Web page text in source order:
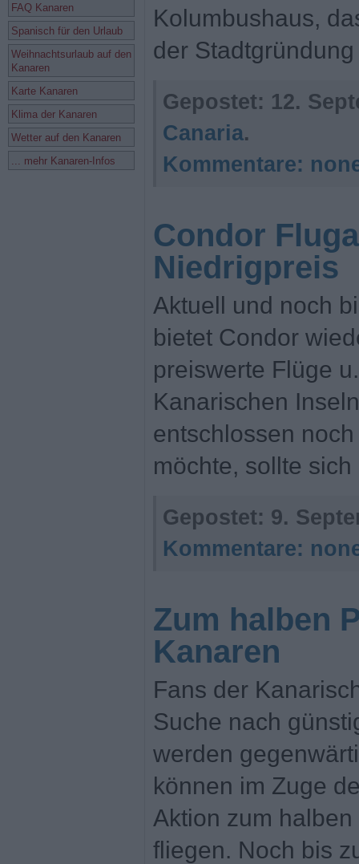
FAQ Kanaren
Spanisch für den Urlaub
Weihnachtsurlaub auf den
Kanaren
Karte Kanaren
Klima der Kanaren
Wetter auf den Kanaren
... mehr Kanaren-Infos
Kolumbushaus,
der
Gepostet: 12.
Canaria.
Kommentare:
Condor
Niedrigpreis
Aktuell und noch
bietet Condor
preiswerte Flüge
Kanarischen
entschlossen
möchte, sollte
Gepostet: 9.
Kommentare:
Zum halben
Kanaren
Fans der
Suche nach
werden
können im Zuge
Aktion zum
fliegen. Noch bis